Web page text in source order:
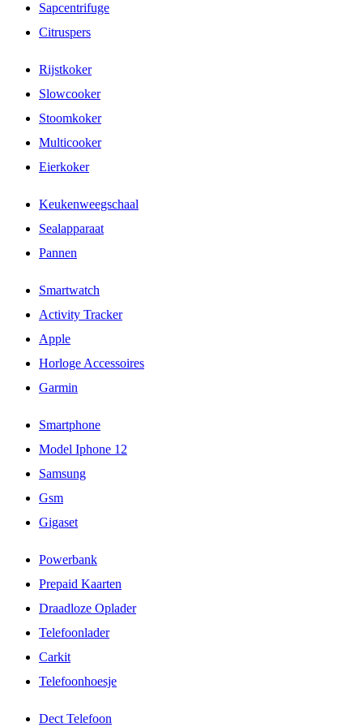
Sapcentrifuge
Citruspers
Rijstkoker
Slowcooker
Stoomkoker
Multicooker
Eierkoker
Keukenweegschaal
Sealapparaat
Pannen
Smartwatch
Activity Tracker
Apple
Horloge Accessoires
Garmin
Smartphone
Model Iphone 12
Samsung
Gsm
Gigaset
Powerbank
Prepaid Kaarten
Draadloze Oplader
Telefoonlader
Carkit
Telefoonhoesje
Dect Telefoon